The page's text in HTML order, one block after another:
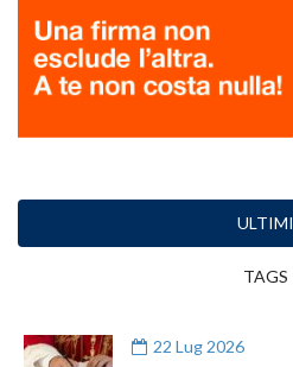
ULTIMI
TAGS
22 Lug 2026